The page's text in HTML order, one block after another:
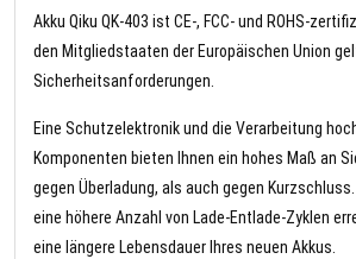
Akku Qiku QK-403 ist CE-, FCC- und ROHS-
den Mitgliedstaaten der Europäischen Union
Sicherheitsanforderungen.
Eine Schutzelektronik und die Verarbeitung
Komponenten bieten Ihnen ein hohes Maß an
gegen Überladung, als auch gegen
eine höhere Anzahl von Lade-Entlade-Zyklen
eine längere Lebensdauer Ihres neuen Akkus.